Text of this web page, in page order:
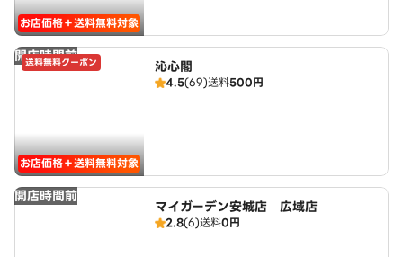
お店価格＋送料無料対象
開店時間前
送料無料クーポン
お店価格＋送料無料対象
沁心閣
4.5(69)送料500円
開店時間前
マイガーデン安城店 広域店
2.8(6)送料0円